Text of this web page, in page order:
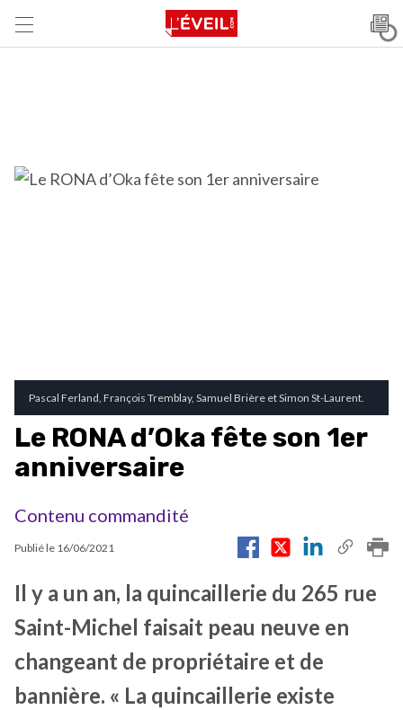
Pascal Ferland, François Tremblay, Samuel Brière et Simon St-Laurent.
Le RONA d’Oka fête son 1er
anniversaire
Contenu commandité
Publié le 16/06/2021
Il y a un an, la quincaillerie du 265 rue
Saint-Michel faisait peau neuve en
changeant de propriétaire et de
bannière. « La quincaillerie existe